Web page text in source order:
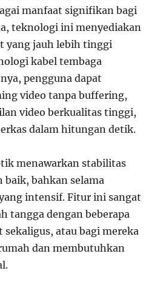
manfaat signifikan bagi
teknologi ini menyediakan
yang jauh lebih tinggi
kabel tembaga
pengguna dapat
video tanpa buffering,
video berkualitas tinggi,
dalam hitungan detik.
menawarkan stabilitas
baik, bahkan selama
intensif. Fitur ini sangat
tangga dengan beberapa
atau bagi mereka
dan membutuhkan